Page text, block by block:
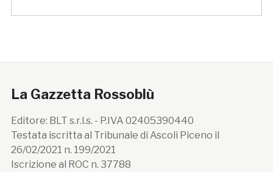
La Gazzetta Rossoblù
Editore: BLT s.r.l.s. - P.IVA 02405390440
Testata iscritta al Tribunale di Ascoli Piceno il
26/02/2021 n. 199/2021
Iscrizione al ROC n. 37788